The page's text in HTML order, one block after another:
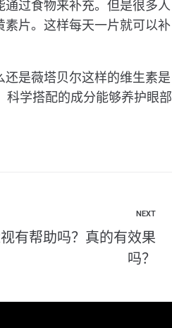
过食物来补充。但是很多人
片。这样每天一片就可以补
是薇塔贝尔这样的维生素是
科学搭配的成分能够养护眼部
NEXT
有帮助吗？真的有效果
吗？